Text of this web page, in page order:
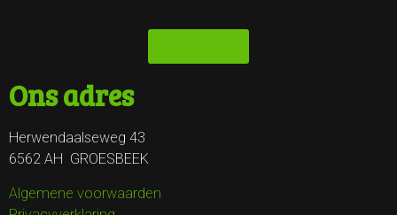
Ons adres
Herwendaalseweg 43
6562 AH GROESBEEK
Algemene voorwaarden